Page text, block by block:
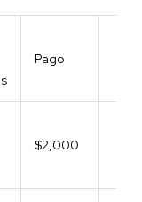
Pago
$2,000